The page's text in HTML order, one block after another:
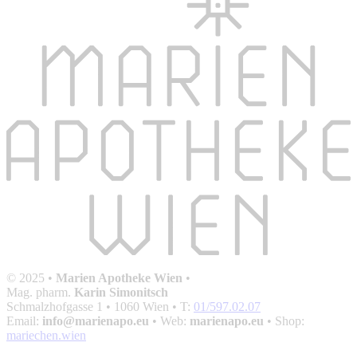
© 2025 • Marien Apotheke Wien •
Mag. pharm. Karin Simonitsch
Schmalzhofgasse 1 • 1060 Wien • T: 01/597.02.07
Email: info@marienapo.eu • Web: marienapo.eu • Shop:
mariechen.wien